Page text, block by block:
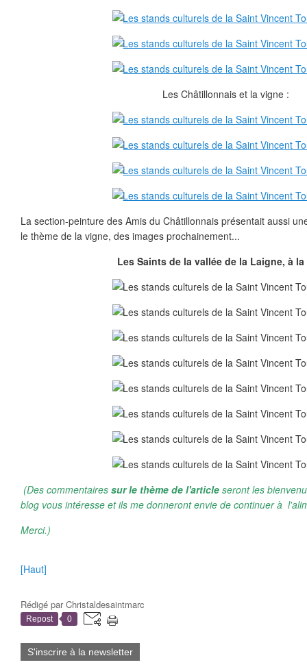
Les Châtillonnais et la vigne :
La section-peinture des Amis du Châtillonnais présentait aussi
le thème de la vigne, des images prochainement...
Les Saints de la vallée de la Laigne, à la
(Des commentaires sur le thème de l'article seront les
blog vous intéresse et ils me donneront envie de continuer à
Merci.)
[Haut]
Rédigé parChristaldesaintmarc
Repost 0
S'inscrire à la newsletter